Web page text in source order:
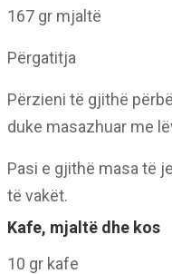
167 gr mjaltë
Përgatitja
Përzieni të gjithë
duke masazhuar me
Pasi e gjithë masa të
të vakët.
Kafe, mjaltë dhe kos
10 gr kafe